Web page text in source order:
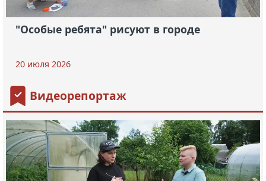
"Особые ребята" рисуют в городе
20 июля 2026
Видеорепортаж